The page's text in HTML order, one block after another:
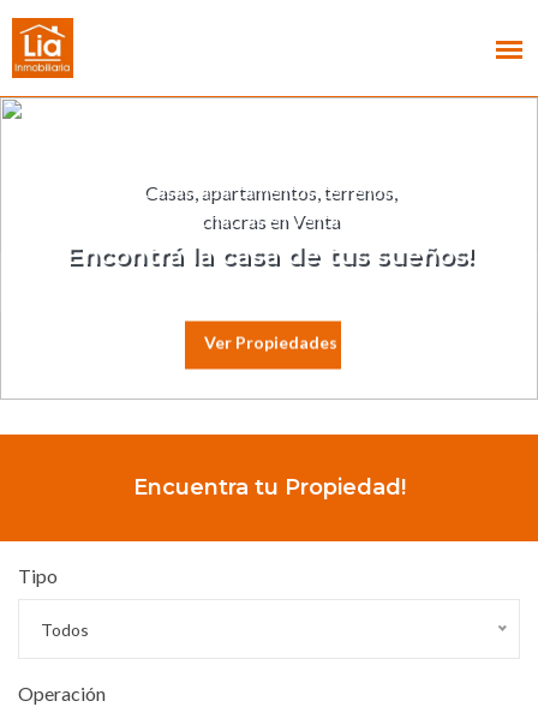
Casas, apartamentos, terrenos,
chacras en Venta
Encontrá la casa de tus sueños!
Encuentra tu Propiedad!
Tipo
Todos
Operación